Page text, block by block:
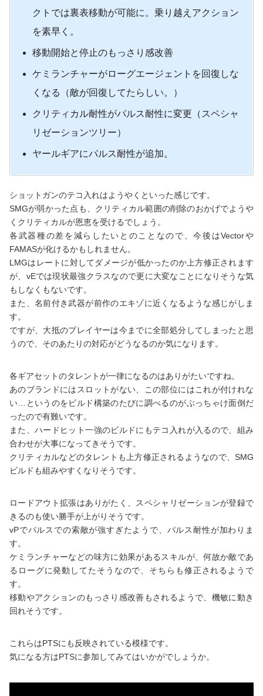
クトでは裏表移動が可能に。乗り越えアクション
を素早く。
移動開始と停止のもっさり感改善
ケミランチャーがローグエージェントを回復しな
くなる（敵が回復してたらしい。）
クリティカル耐性がパルス耐性に変更（スペシャ
リゼーションツリー）
ヤールギアにパルス耐性が追加。
ショットガンのテコ入れはようやくといった感じです。
SMGが弱かった点も、クリティカル範囲の削除のおかげでようや
くクリティカルが恩恵を受けるでしょう。
各武器種の差を減らしたいとのことなので、今後はVectorや
FAMASが化けるかもしれません。
LMGはレートに対してダメージが低かったのか上方修正されます
が、vEでは現状最強クラスなので更に大変なことになりそうな気
もしなくもないです。
また、名前付き武器が前作のエキゾに近くなるような感じがしま
す。
ですが、大抵のプレイヤーは今までに全部処分してしまったと思
うので、そのあたりの対応がどうなるのか気になります。
各ギアセットのタレントが一律になるのはありがたいですね。
あのブランドにはスロットがない、この部位にはこれが付けれな
い…というのをビルド構築のたびに調べるのがぶっちゃけ面倒だ
ったので有難いです。
また、ハードヒット一強のビルドにもテコ入れが入るので、組み
合わせが大事になってきそうです。
クリティカルなどのタレントも上方修正されるようなので、SMG
ビルドも組みやすくなりそうです。
ロードアウト拡張はありがたく、スペシャリゼーションが登録で
きるのも使い勝手が上がりそうです。
vPでパルスでの索敵が強すぎたようで、パルス耐性が加わりま
す。
ケミランチャーなどの味方に効果があるスキルが、何故か敵であ
るローグに発動してたそうなので、そちらも修正されるようで
す。
移動やアクションのもっさり感改善もされるようで、機敏に動き
回れそうです。
これらはPTSにも反映されている模様です。
気になる方はPTSに参加してみてはいかがでしょうか。